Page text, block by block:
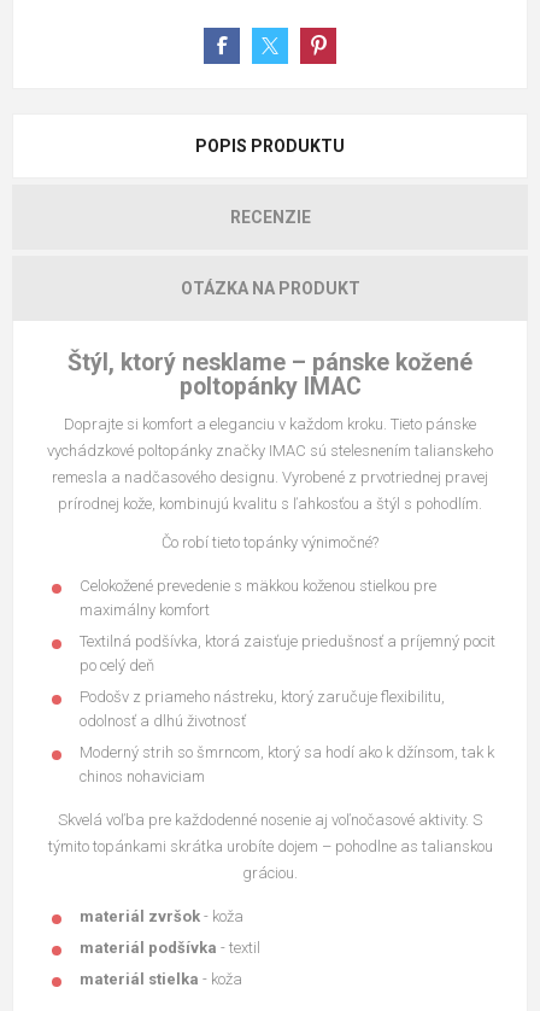
POPIS PRODUKTU
RECENZIE
OTÁZKA NA PRODUKT
Štýl, ktorý nesklame – pánske kožené
poltopánky IMAC
Doprajte si komfort a eleganciu v každom kroku. Tieto pánske
vychádzkové poltopánky značky IMAC sú stelesnením talianskeho
remesla a nadčasového designu. Vyrobené z prvotriednej pravej
prírodnej kože, kombinujú kvalitu s ľahkosťou a štýl s pohodlím.
Čo robí tieto topánky výnimočné?
Celokožené prevedenie s mäkkou koženou stielkou pre
maximálny komfort
Textilná podšívka, ktorá zaisťuje priedušnosť a príjemný pocit
po celý deň
Podošv z priameho nástreku, ktorý zaručuje flexibilitu,
odolnosť a dlhú životnosť
Moderný strih so šmrncom, ktorý sa hodí ako k džínsom, tak k
chinos nohaviciam
Skvelá voľba pre každodenné nosenie aj voľnočasové aktivity. S
týmito topánkami skrátka urobíte dojem – pohodlne as talianskou
gráciou.
materiál zvršok - koža
materiál podšívka - textil
materiál stielka - koža